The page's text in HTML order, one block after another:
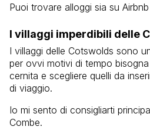
Puoi trovare alloggi sia su
I villaggi imperdibili delle
I villaggi delle Cotswolds sono
per ovvi motivi di tempo
cernita e scegliere quelli da
di viaggio.
Io mi sento di consigliarti
Combe.